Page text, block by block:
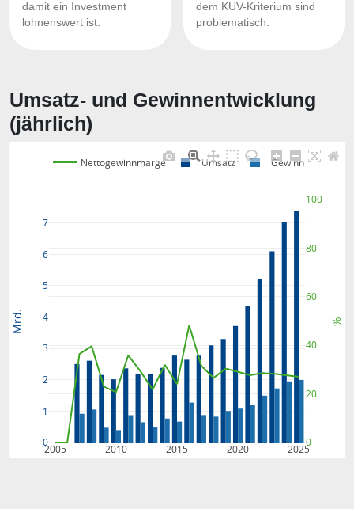
damit ein Investment
lohnenswert ist.
dem KUV-Kriterium sind
problematisch.
Umsatz- und Gewinnentwicklung
(jährlich)
2005 2010 2015 2020 2025
0
1
2
3
4
5
6
7
0
20
40
60
80
100
Nettogewinnmarge Umsatz Gewinn
Mrd. %